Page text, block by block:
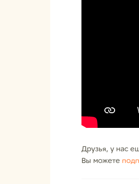
Друзья, у нас
Вы можете